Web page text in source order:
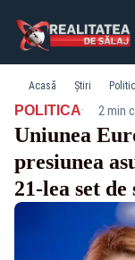
Acasă Știri
POLITICA· 2 min
Uniunea
presiunea
21-lea set